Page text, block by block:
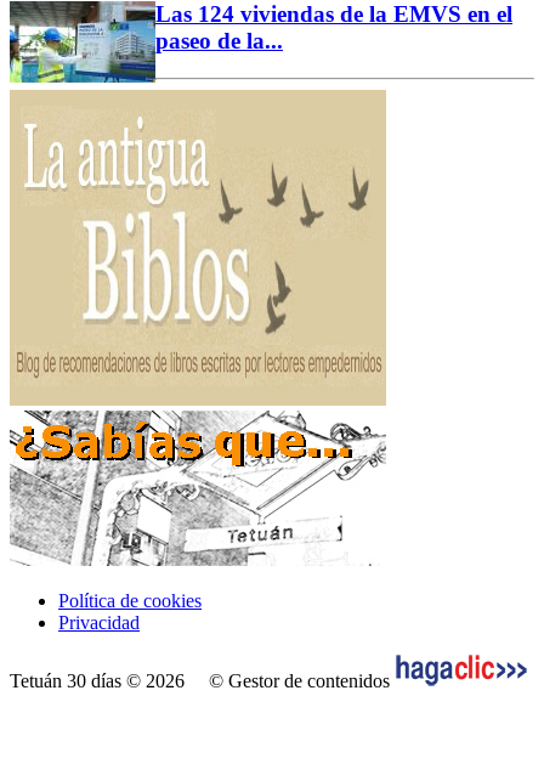
Las 124 viviendas de la EMVS en el
paseo de la...
Política de cookies
Privacidad
Tetuán 30 días © 2026 © Gestor de contenidos